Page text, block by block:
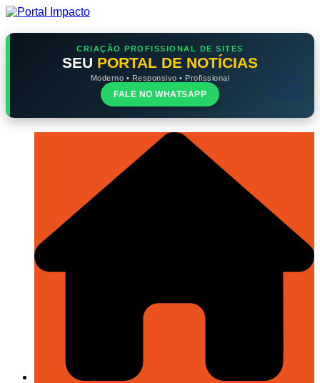
Ir
o
CRIAÇÃO PROFISSIONAL DE SITES
SEU PORTAL DE NOTÍCIAS
Moderno • Responsivo • Profissional
FALE NO WHATSAPP